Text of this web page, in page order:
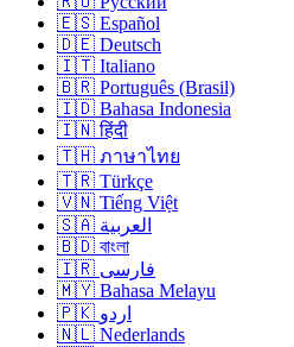
🇪🇸 Español
🇩🇪 Deutsch
🇮🇹 Italiano
🇧🇷 Português (Brasil)
🇮🇩 Bahasa Indonesia
🇮🇳 हिंदी
🇹🇭 ภาษาไทย
🇹🇷 Türkçe
🇻🇳 Tiếng Việt
🇸🇦 العربية
🇧🇩 বাংলা
🇮🇷 فارسی
🇲🇾 Bahasa Melayu
🇵🇰 اردو
🇳🇱 Nederlands